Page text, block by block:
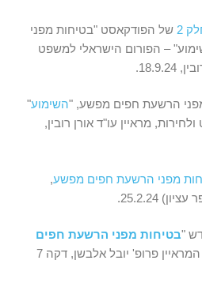
2
של הפודקאסט "בטיחות מפני
– הפורום הישראלי למשפט
הרשעת חפים מפשע, "השימוע"
מראיין עו"ד אורן רובין,
מפני הרשעת חפים מפשע,
25.2.24.
"בטיחות מפני הרשעת חפים
" (רשת ב', 3.10.23, המראיין פרופ' יובל אלבשן, דקה 7